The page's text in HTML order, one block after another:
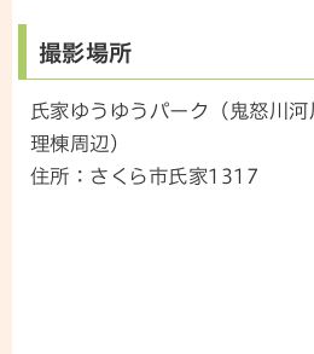
撮影場所
氏家ゆうゆうパーク（鬼怒川
理棟周辺）
住所：さくら市氏家1317